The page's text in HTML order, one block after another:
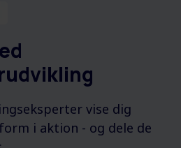
vise dig
i aktion - og dele de